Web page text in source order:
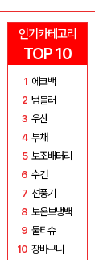
인기카테고리
TOP 10
1 에코백
2 텀블러
3 우산
4 부채
5 보조배터리
6 수건
7 선풍기
8 보온보냉백
9 물티슈
10 장바구니